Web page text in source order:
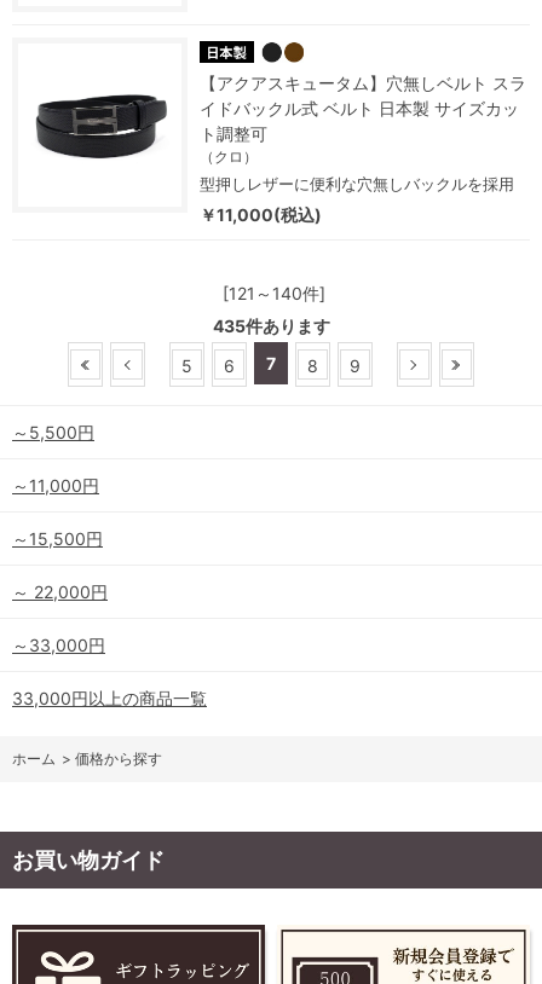
【アクアスキュータム】穴無しベルト スラ
イドバックル式 ベルト 日本製 サイズカッ
ト調整可
（クロ）
型押しレザーに便利な穴無しバックルを採用
￥11,000(税込)
[121～140件]
435件あります
5
6 7 8 9
～5,500円
～11,000円
～15,500円
～ 22,000円
～33,000円
33,000円以上の商品一覧
ホーム > 価格から探す
お買い物ガイド